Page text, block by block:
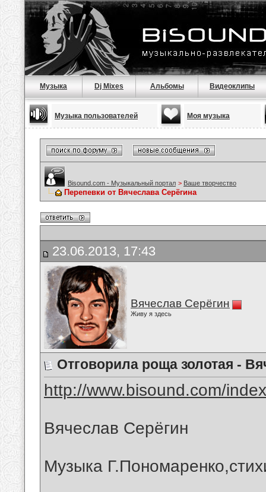
Музыка Dj Mixes Альбомы Видеоклипы
Музыка пользователей Моя музыка
Bisound.com - Музыкальный портал > Ваше творчество
Перепевки от Вячеслава Серёгина
23.06.2013, 17:43
Вячеслав Серёгин
Живу я здесь
Отговорила роща золотая -
http://www.bisound.com/
Вячеслав Серёгин
Музыка